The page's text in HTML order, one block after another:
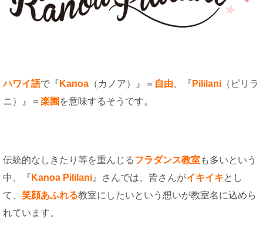
ハワイ語で『 Kanoa （カノア）』＝ 自由 、『 Pililani （ピリラ
ニ）』＝ 楽園 を意味するそうです。
伝統的なしきたり等を重んじるフラダンス教室も多いという
中、『 Kanoa Pililani 』さんでは、皆さんがイキイキとし
て、 笑顔あふれる教室にしたいという想いが教室名に込めら
れています。